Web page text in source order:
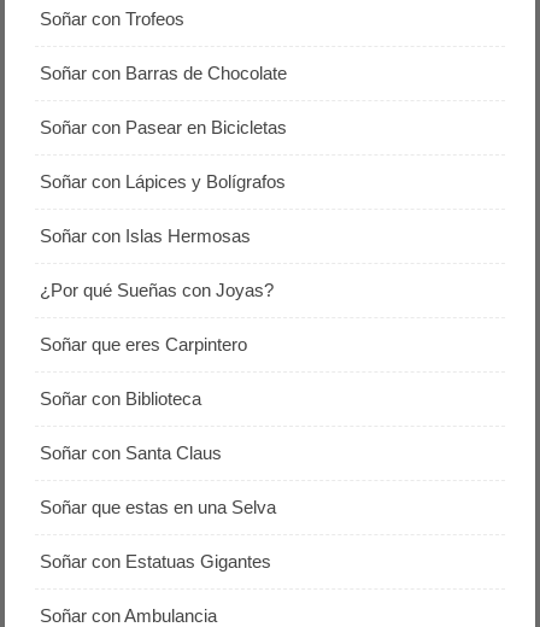
Soñar con Trofeos
Soñar con Barras de Chocolate
Soñar con Pasear en Bicicletas
Soñar con Lápices y Bolígrafos
Soñar con Islas Hermosas
¿Por qué Sueñas con Joyas?
Soñar que eres Carpintero
Soñar con Biblioteca
Soñar con Santa Claus
Soñar que estas en una Selva
Soñar con Estatuas Gigantes
Soñar con Ambulancia